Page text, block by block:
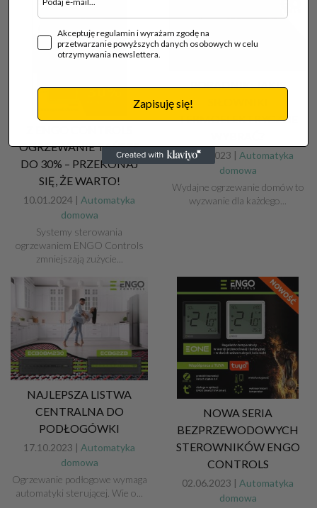
OGRZEWANIE TAŃSZE
DO 30% – PRZEKONAJ
SIĘ, ŻE WARTO!
10.01.2024 | Automatyka
domowa
Systemy sterowania
ogrzewaniem ENGO Controls
zmniejszają zużycie...
PORADNIK: JAKIE
TERMOELEKTRYCZNE
29.11.2023 | Automatyka
domowa
Wydajne ogrzewanie domów to
wyzwanie dla każdego...
NAJLEPSZA LISTWA
CENTRALNA DO
PODŁOGÓWKI
17.10.2023 | Automatyka
domowa
Ogrzewanie podłogowe wymaga
automatyki sterującej. Wie o...
NOWA SERIA
BEZPRZEWODOWYCH
STEROWNIKÓW ENGO
CONTROLS
02.06.2023 | Automatyka
domowa
Akceptuję regulamin i wyrażam zgodę na
przetwarzanie powyższych danych osobowych w celu
otrzymywania newslettera.
Zapisuję się!